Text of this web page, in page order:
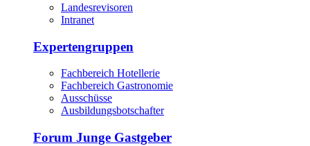
Landesrevisoren
Intranet
Expertengruppen
Fachbereich Hotellerie
Fachbereich Gastronomie
Ausschüsse
Ausbildungsbotschafter
Forum Junge Gastgeber